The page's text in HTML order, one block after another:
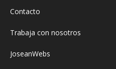
Contacto
Trabaja con nosotros
JoseanWebs